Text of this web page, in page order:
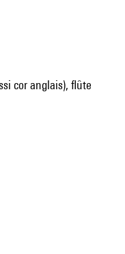
cor anglais), flûte